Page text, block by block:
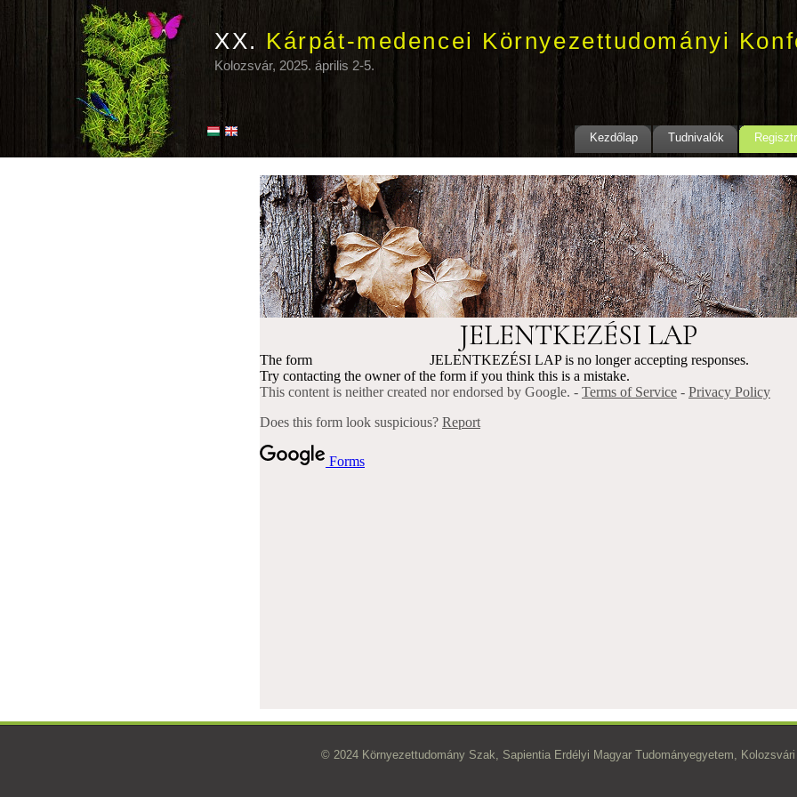
XX. Kárpát-medencei Környezettudományi
Kolozsvár, 2025. április 2-5.
Kezdőlap Tudnivalók
© 2024 Környezettudomány Szak, Sapientia Erdélyi Magyar Tudományegyetem,